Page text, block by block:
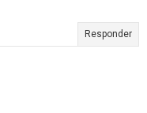
Responder